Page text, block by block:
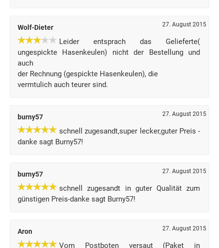
Wolf-Dieter 27. August 2015
Leider entsprach das Gelieferte(
ungespickte Hasenkeulen) nicht der Bestellung und
auch
der Rechnung (gespickte Hasenkeulen), die
vermtulich auch teurer sind.
burny57 27. August 2015
schnell zugesandt,super lecker,guter Preis -
danke sagt Burny57!
burny57 27. August 2015
schnell zugesandt in guter Qualität zum
günstigen Preis-danke sagt Burny57!
Aron 27. August 2015
Vom Postboten versaut (Paket in